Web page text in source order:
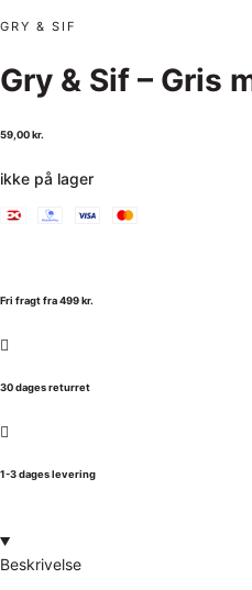
GRY & SIF
Gry & Sif – Gris
59,00kr.
ikke på lager
Fri fragt fra 499 kr.
30 dages returret
1-3 dages levering
Beskrivelse